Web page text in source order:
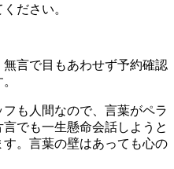
ださい。
言で目もあわせず予約確認
も人間なので、言葉がペラ
でも一生懸命会話しようと
。言葉の壁はあっても心の